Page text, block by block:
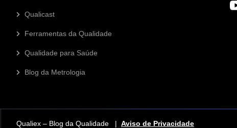
Qualicast
Ferramentas da Qualidade
Qualidade para Saúde
Blog da Metrologia
Qualiex – Blog da Qualidade | Aviso de Privacidade